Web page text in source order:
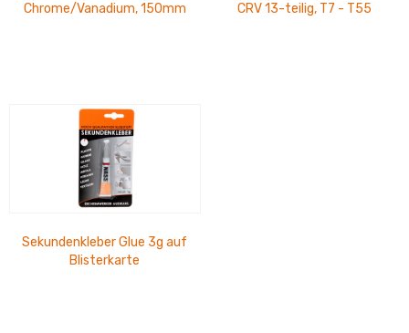
Chrome/Vanadium, 150mm
CRV 13-teilig, T7 - T55
Sekundenkleber Glue 3g auf
Blisterkarte